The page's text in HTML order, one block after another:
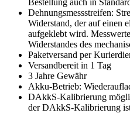
Dehnungsmessstreifen:
Widerstand, der auf einen
aufgeklebt wird.
Widerstandes des
Paketversand per
Versandbereit in 1 Tag
3 Jahre Gewähr
Akku-Betrieb:
DAkkS-Kalibrierung
der DAkkS-Kalibrierung